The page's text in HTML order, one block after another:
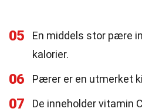
05
En middels stor pære
kalorier.
06 Pærer er en utmerket
07
De inneholder vitamin